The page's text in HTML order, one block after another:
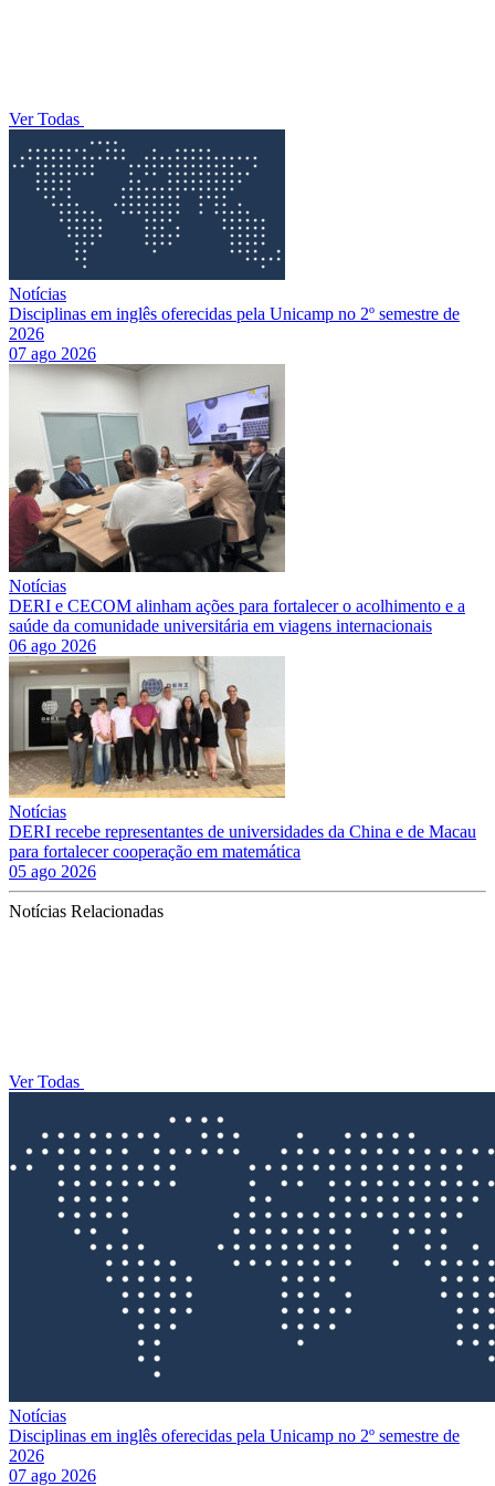
Ver Todas
Notícias
Disciplinas em inglês oferecidas pela Unicamp no 2º semestre de
2026
07 ago 2026
Notícias
DERI e CECOM alinham ações para fortalecer o acolhimento e a
saúde da comunidade universitária em viagens internacionais
06 ago 2026
Notícias
DERI recebe representantes de universidades da China e de Macau
para fortalecer cooperação em matemática
05 ago 2026
Notícias Relacionadas
Ver Todas
Notícias
Disciplinas em inglês oferecidas pela Unicamp no 2º semestre de
2026
07 ago 2026